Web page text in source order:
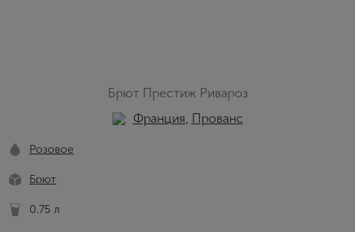
Брют Престиж Ривароз
Франция, Прованс
Розовое
Брют
0.75 л